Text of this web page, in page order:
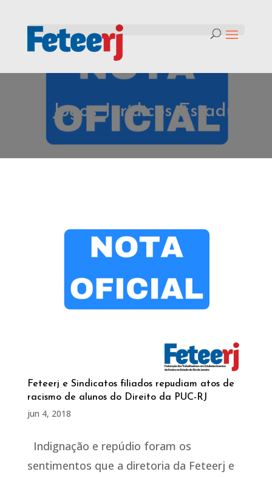
Jogos Jurídicos Estaduais
Feteerj e Sindicatos filiados repudiam atos de
racismo de alunos do Direito da PUC-RJ
jun 4, 2018
Indignação e repúdio foram os
sentimentos que a diretoria da Feteerj e